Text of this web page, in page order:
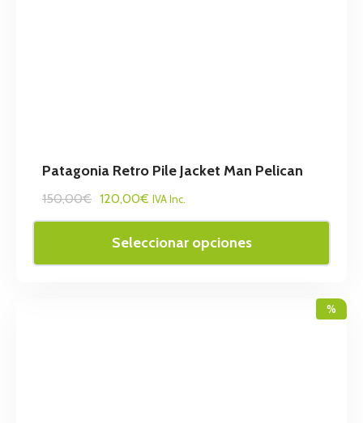
Patagonia Retro Pile Jacket Man Pelican
150,00€ 120,00€ IVA Inc.
Seleccionar opciones
%